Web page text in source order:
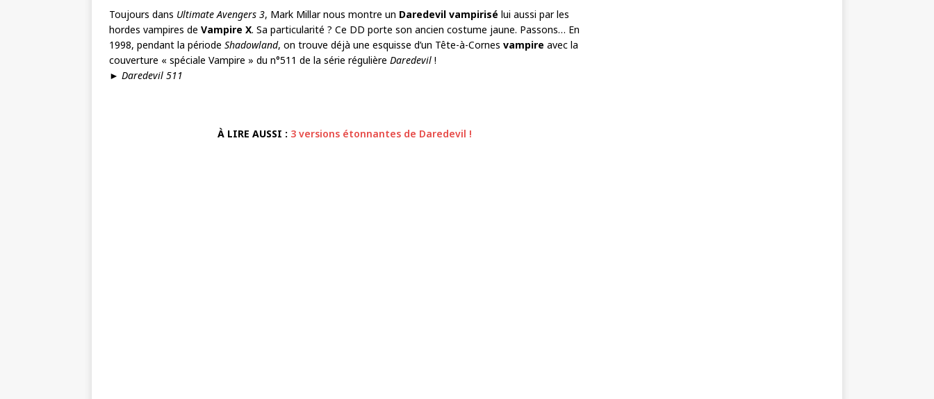
Toujours dans Ultimate Avengers 3, Mark Millar nous montre un Daredevil vampirisé lui aussi par les
hordes vampires de Vampire X. Sa particularité ? Ce DD porte son ancien costume jaune. Passons… En
1998, pendant la période Shadowland, on trouve déjà une esquisse d’un Tête-à-Cornes vampire avec la
couverture « spéciale Vampire » du n°511 de la série régulière Daredevil !
► Daredevil 511
À LIRE AUSSI : 3 versions étonnantes de Daredevil !